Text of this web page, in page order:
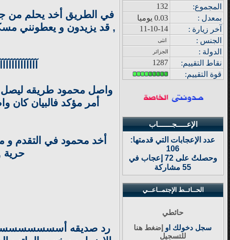
المجموع:
132
بمعدل :
0.03 يوميا
خر زيار ة :
11-10-14
الجنس :
انثى
الدولة : الجزائر
نقاط التقييم:
1287
قوة التقييم:
الإعـــــجـــــــاب
عدد الإعجابات التي قدمتها:
106
وحصلتُ على 72 إعجاب في
55 مشاركة
الحــائــط الإجتمــاعــي
حائطي
سجل دخولك او إضغط هنا
للتسجيل
في الطريق أخد يحلم من
, قد يزيدون و يعطونني
واصل محمود طريقه ليصل
أمر مؤكد فالبيان
أخد محمود في التقدم و
حرية
رد صديقه